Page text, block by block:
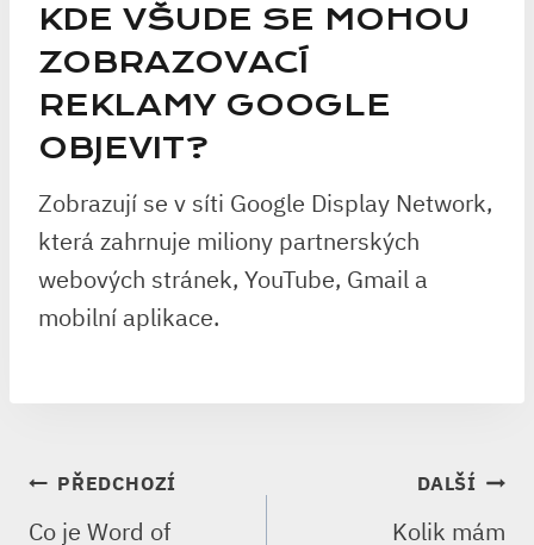
KDE VŠUDE SE MOHOU
ZOBRAZOVACÍ
REKLAMY GOOGLE
OBJEVIT?
Zobrazují se v síti Google Display Network,
která zahrnuje miliony partnerských
webových stránek, YouTube, Gmail a
mobilní aplikace.
NAVIGACE
PRO
PŘEDCHOZÍ
Co je Word of
DALŠÍ
Kolik mám